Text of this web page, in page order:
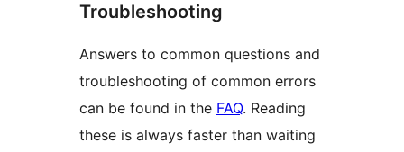
Troubleshooting
Answers to common questions and
troubleshooting of common errors
can be found in the FAQ. Reading
these is always faster than waiting